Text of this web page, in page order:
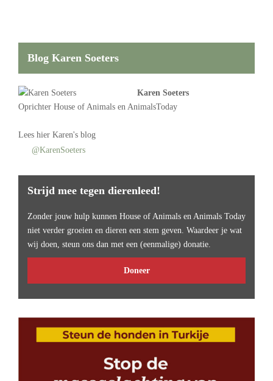
Blog Karen Soeters
Karen Soeters
Oprichter House of Animals en AnimalsToday
Lees hier Karen's blog
@KarenSoeters
Strijd mee tegen dierenleed!
Zonder jouw hulp kunnen House of Animals en Animals Today
niet verder groeien en dieren een stem geven. Waardeer je wat
wij doen, steun ons dan met een (eenmalige) donatie.
Doneer